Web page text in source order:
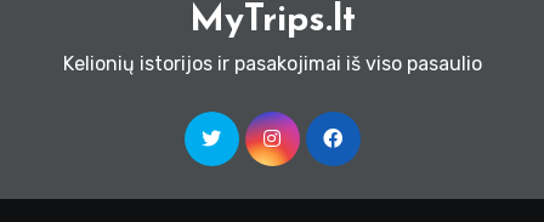
MyTrips.lt
Kelionių istorijos ir pasakojimai iš viso pasaulio